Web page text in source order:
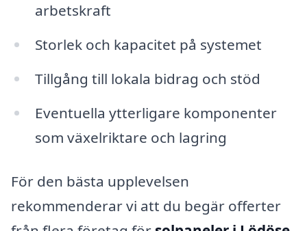
arbetskraft
Storlek och kapacitet på systemet
Tillgång till lokala bidrag och stöd
Eventuella ytterligare komponenter
som växelriktare och lagring
För den bästa upplevelsen
rekommenderar vi att du begär offerter